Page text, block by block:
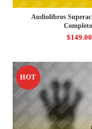
Audiolibros
$149.00
HOT